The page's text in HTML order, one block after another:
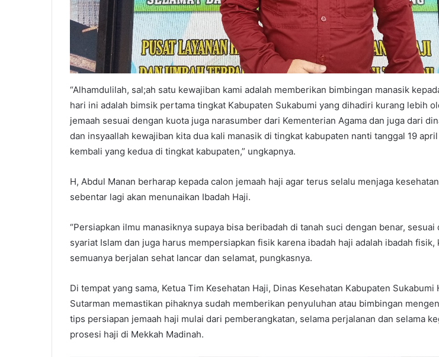
“Alhamdulilah, sal;ah satu kewajiban kami adalah memberikan bimbingan manasik
hari ini adalah bimsik pertama tingkat Kabupaten Sukabumi yang dihadiri kurang lebih
jemaah sesuai dengan kuota juga narasumber dari Kementerian Agama dan juga dari
dan insyaallah kewajiban kita dua kali manasik di tingkat kabupaten nanti tanggal 19
kembali yang kedua di tingkat kabupaten,” ungkapnya.
H, Abdul Manan berharap kepada calon jemaah haji agar terus selalu menjaga
sebentar lagi akan menunaikan Ibadah Haji.
“Persiapkan ilmu manasiknya supaya bisa beribadah di tanah suci dengan benar, sesuai
syariat Islam dan juga harus mempersiapkan fisik karena ibadah haji adalah ibadah fisik,
semuanya berjalan sehat lancar dan selamat, pungkasnya.
Di tempat yang sama, Ketua Tim Kesehatan Haji, Dinas Kesehatan Kabupaten Sukabumi
Sutarman memastikan pihaknya sudah memberikan penyuluhan atau bimbingan
tips persiapan jemaah haji mulai dari pemberangkatan, selama perjalanan dan selama
prosesi haji di Mekkah Madinah.